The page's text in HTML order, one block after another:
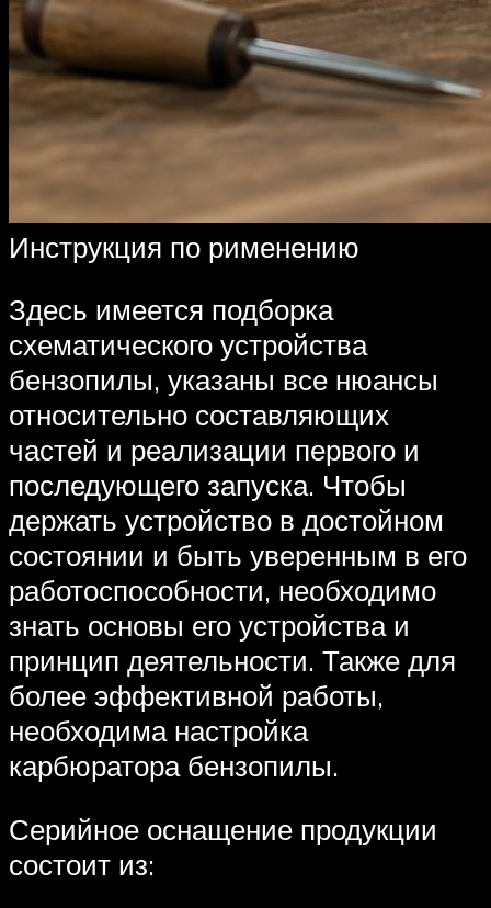
Инструкция по рименению
Здесь имеется подборка
схематического устройства
бензопилы, указаны все нюансы
относительно составляющих
частей и реализации первого и
последующего запуска. Чтобы
держать устройство в достойном
состоянии и быть уверенным в его
работоспособности, необходимо
знать основы его устройства и
принцип деятельности. Также для
более эффективной работы,
необходима настройка
карбюратора бензопилы.
Серийное оснащение продукции
состоит из: